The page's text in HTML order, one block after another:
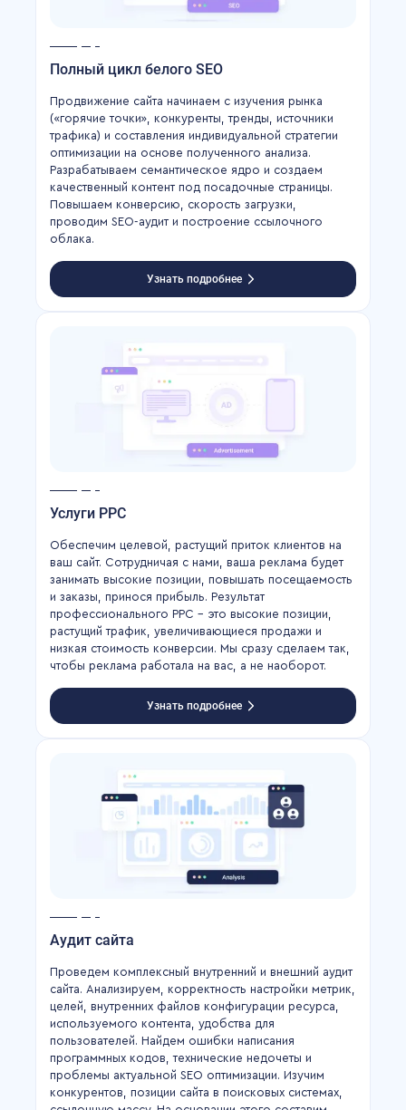
Полный цикл белого SEO
Продвижение сайта начинаем с изучения рынка
(«горячие точки», конкуренты, тренды, источники
трафика) и составления индивидуальной стратегии
оптимизации на основе полученного анализа.
Разрабатываем семантическое ядро и создаем
качественный контент под посадочные страницы.
Повышаем конверсию, скорость загрузки,
проводим SEO-аудит и построение ссылочного
облака.
Узнать подробнее
Услуги PPC
Обеспечим целевой, растущий приток клиентов на
ваш сайт. Сотрудничая с нами, ваша реклама будет
занимать высокие позиции, повышать посещаемость
и заказы, принося прибыль. Результат
профессионального PPC – это высокие позиции,
растущий трафик, увеличивающиеся продажи и
низкая стоимость конверсии. Мы сразу сделаем так,
чтобы реклама работала на вас, а не наоборот.
Узнать подробнее
Аудит сайта
Проведем комплексный внутренний и внешний аудит
сайта. Анализируем, корректность настройки метрик,
целей, внутренних файлов конфигурации ресурса,
используемого контента, удобства для
пользователей. Найдем ошибки написания
программных кодов, технические недочеты и
проблемы актуальной SEO оптимизации. Изучим
конкурентов, позиции сайта в поисковых системах,